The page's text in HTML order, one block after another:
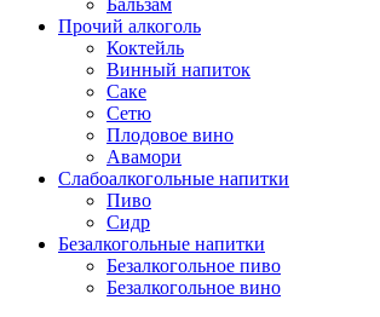
Бальзам
Прочий алкоголь
Коктейль
Винный напиток
Саке
Сетю
Плодовое вино
Авамори
Слабоалкогольные напитки
Пиво
Сидр
Безалкогольные напитки
Безалкогольное пиво
Безалкогольное вино